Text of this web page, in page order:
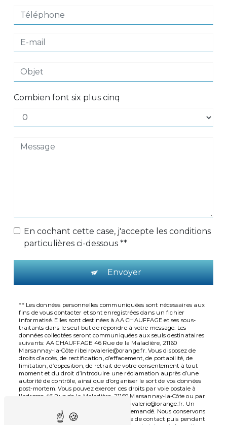
Combien font six plus cinq
En cochant cette case, j'accepte les conditions
particulières ci-dessous **
Envoyer
** Les données personnelles communiquées sont nécessaires aux
fins de vous contacter et sont enregistrées dans un fichier
informatisé. Elles sont destinées à AA CHAUFFAGE et ses sous-
traitants dans le seul but de répondre à votre message. Les
données collectées seront communiquées aux seuls destinataires
suivants: AA CHAUFFAGE 46 Rue de la Maladière, 21160
Marsannay-la-Côte ribeirovalerie@orange.fr. Vous disposez de
droits d’accès, de rectification, d’effacement, de portabilité, de
limitation, d’opposition, de retrait de votre consentement à tout
moment et du droit d’introduire une réclamation auprès d’une
autorité de contrôle, ainsi que d’organiser le sort de vos données
post-mortem. Vous pouvez exercer ces droits par voie postale à
l'adresse 46 Rue de la Maladière, 21160 Marsannay-la-Côte ou par
courrier électronique à l'adresse ribeirovalerie@orange.fr. Un
justificatif d'identité pourra vous être demandé. Nous conservons
vos données pendant la période de prise de contact puis pendant